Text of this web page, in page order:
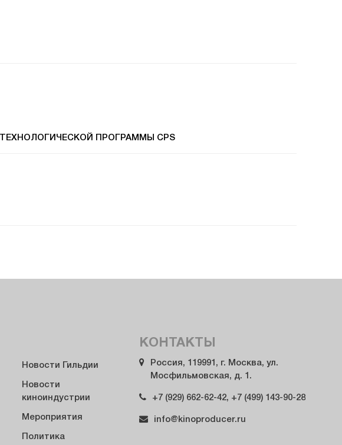
ПРОГРАММЫ CPS
Новости Гильдии
Новости
киноиндустрии
Мероприятия
Политика
КОНТАКТЫ
Россия, 119991, г. Москва, ул.
Мосфильмовская, д. 1.
+7 (929) 662-62-42, +7 (499) 143-90-28
info@kinoproducer.ru